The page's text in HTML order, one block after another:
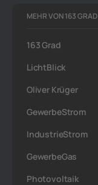
MEHR VON 163 GRAD
163 Grad
LichtBlick
Oliver Krüger
GewerbeStrom
IndustrieStrom
GewerbeGas
Photovoltaik